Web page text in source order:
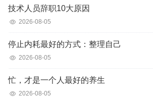
技术人员辞职10大原因
2026-08-05
停止内耗最好的方式：整理自己
2026-08-05
忙，才是一个人最好的养生
2026-08-05